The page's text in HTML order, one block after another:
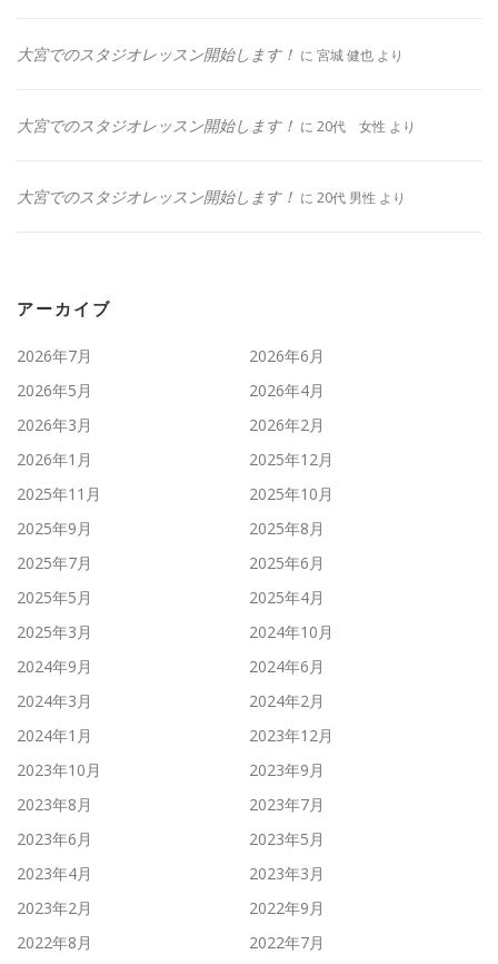
大宮でのスタジオレッスン開始します！ に 宮城 健也 より
大宮でのスタジオレッスン開始します！ に 20代 女性 より
大宮でのスタジオレッスン開始します！ に 20代 男性 より
アーカイブ
2026年7月
2026年6月
2026年5月
2026年4月
2026年3月
2026年2月
2026年1月
2025年12月
2025年11月
2025年10月
2025年9月
2025年8月
2025年7月
2025年6月
2025年5月
2025年4月
2025年3月
2024年10月
2024年9月
2024年6月
2024年3月
2024年2月
2024年1月
2023年12月
2023年10月
2023年9月
2023年8月
2023年7月
2023年6月
2023年5月
2023年4月
2023年3月
2023年2月
2022年9月
2022年8月
2022年7月